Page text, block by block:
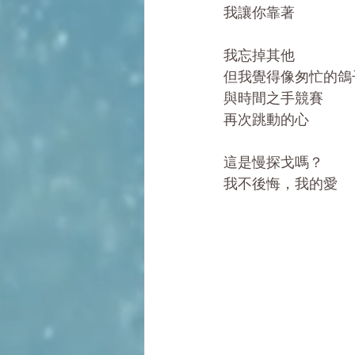
我讓你靠著
我忘掉其他
但我覺得像匆忙的鴿
與時間之手競賽
再次跳動的心
這是慢探戈嗎？
我不後悔，我的愛